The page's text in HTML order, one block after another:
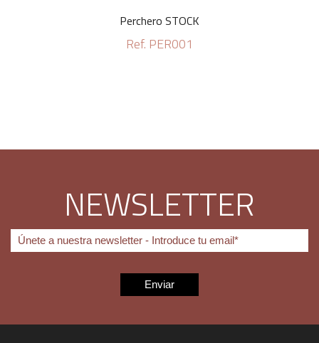
Perchero STOCK
Ref. PER001
NEWSLETTER